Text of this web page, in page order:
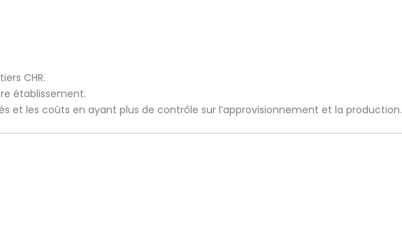
CHR.
établissement.
et les coûts en ayant plus de contrôle sur l’approvisionnement et la production.